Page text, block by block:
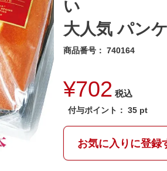
い
大人気 パン
商品番号 740164
¥702 税込
付与ポイント： 35 pt
お気に入りに登録